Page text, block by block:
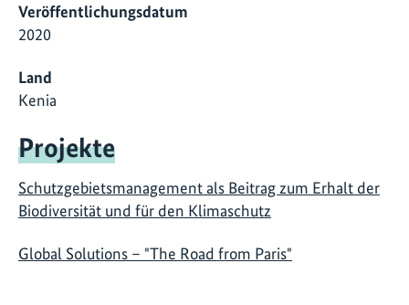
Veröffentlichungsdatum
2020
Land
Kenia
Projekte
Schutzgebietsmanagement als Beitrag zum Erhalt der
Biodiversität und für den Klimaschutz
Global Solutions – "The Road from Paris"